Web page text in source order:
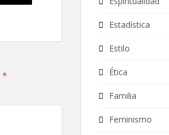
*
Estadística
Estilo
Ética
Familia
Feminismo